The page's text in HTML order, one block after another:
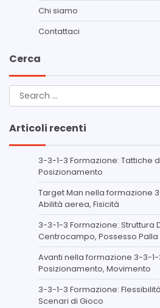
Chi siamo
Contattaci
Cerca
Search
for:
Articoli recenti
3-3-1-3 Formazione: Tattiche
Posizionamento
Target Man nella formazione
Abilità aerea, Fisicità
3-3-1-3 Formazione: Struttura
Centrocampo, Possesso Palla
Avanti nella formazione 3-3-
Posizionamento, Movimento
3-3-1-3 Formazione:
Scenari di Gioco